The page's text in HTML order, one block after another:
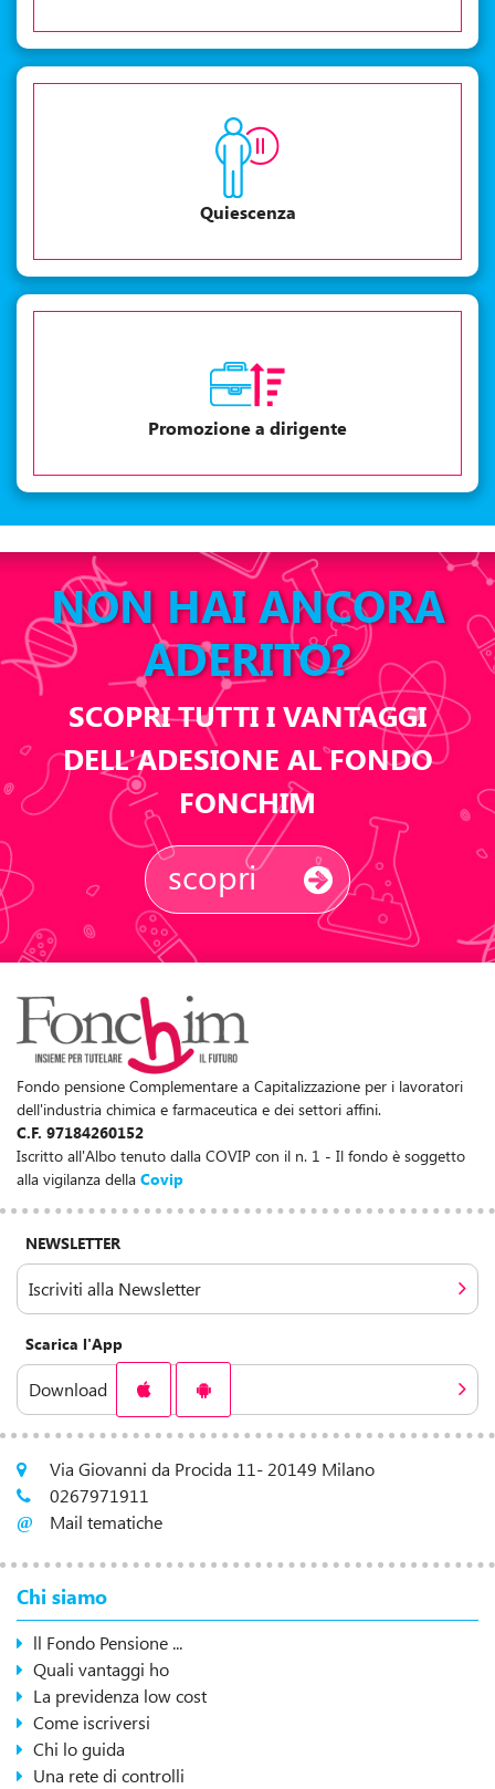
Quiescenza
Promozione a dirigente
NON HAI ANCORA
ADERITO?
SCOPRI TUTTI I VANTAGGI
DELL'ADESIONE AL FONDO
FONCHIM
scopri
Fondo pensione Complementare a Capitalizzazione per i lavoratori
dell'industria chimica e farmaceutica e dei settori affini.
C.F. 97184260152
Iscritto all'Albo tenuto dalla COVIP con il n. 1 - Il fondo è soggetto
alla vigilanza della Covip
NEWSLETTER
Iscriviti alla Newsletter
Scarica l'App
Download
Via Giovanni da Procida 11- 20149 Milano
0267971911
Mail tematiche
Chi siamo
ll Fondo Pensione ...
Quali vantaggi ho
La previdenza low cost
Come iscriversi
Chi lo guida
Una rete di controlli